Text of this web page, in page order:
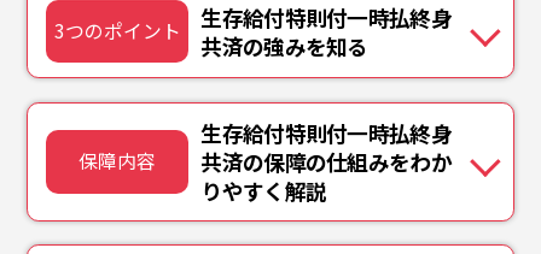
3つのポイント
生存給付特則付一時払終身
共済の強みを知る
保障内容
生存給付特則付一時払終身
共済の保障の仕組みをわか
りやすく解説